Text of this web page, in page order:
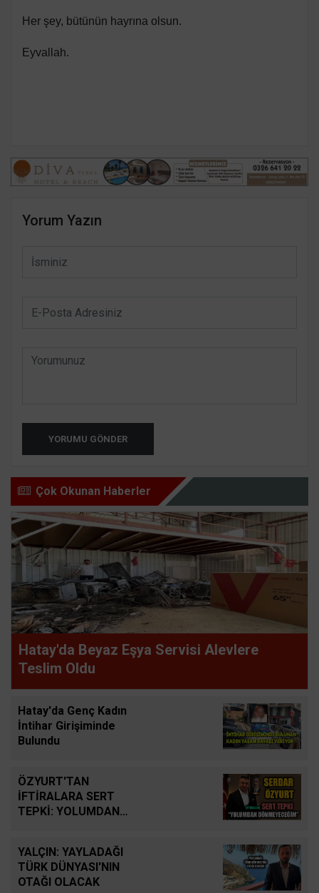
Her şey, bütünün hayrına olsun.
Eyvallah.
Yorum Yazın
YORUMU GÖNDER
Çok Okunan Haberler
Hatay'da Beyaz Eşya Servisi Alevlere
Teslim Oldu
Hatay'da Genç Kadın
İntihar Girişiminde
Bulundu
ÖZYURT'TAN
İFTİRALARA SERT
TEPKİ: YOLUMDAN
YALÇIN: YAYLADAĞI
TÜRK DÜNYASI'NIN
OTAĞI OLACAK